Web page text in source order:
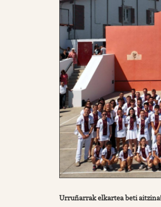
Urruñarrak elkartea beti aitzina!